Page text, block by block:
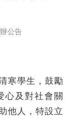
公告
寒學生，鼓勵
心及對社會關
他人，特設立